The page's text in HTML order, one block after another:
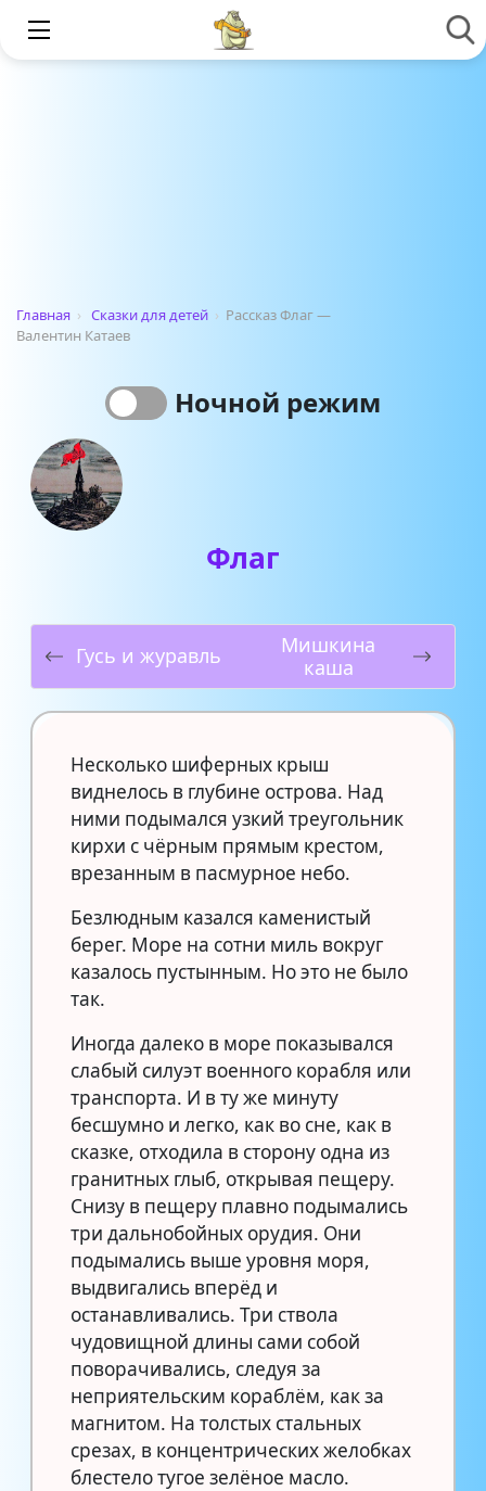
Главная › Сказки для детей › Рассказ Флаг —
Валентин Катаев
Ночной режим
Флаг
Гусь и журавль
Мишкина
каша
Несколько шиферных крыш
виднелось в глубине острова. Над
ними подымался узкий треугольник
кирхи с чёрным прямым крестом,
врезанным в пасмурное небо.
Безлюдным казался каменистый
берег. Море на сотни миль вокруг
казалось пустынным. Но это не было
так.
Иногда далеко в море показывался
слабый силуэт военного корабля или
транспорта. И в ту же минуту
бесшумно и легко, как во сне, как в
сказке, отходила в сторону одна из
гранитных глыб, открывая пещеру.
Снизу в пещеру плавно подымались
три дальнобойных орудия. Они
подымались выше уровня моря,
выдвигались вперёд и
останавливались. Три ствола
чудовищной длины сами собой
поворачивались, следуя за
неприятельским кораблём, как за
магнитом. На толстых стальных
срезах, в концентрических желобках
блестело тугое зелёное масло.